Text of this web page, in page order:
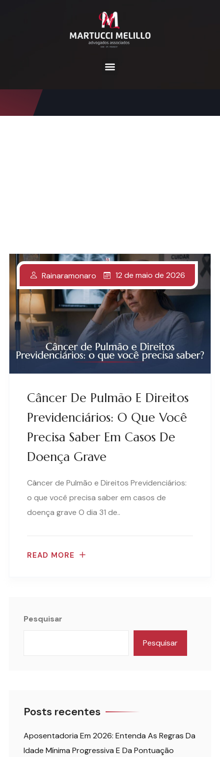
auxílio por incapacid
ade temporária
Câncer De Pulmão E Direitos
Previdenciários: O Que Você
Precisa Saber Em Casos De
Doença Grave
Rainaramonaro 12 de maio de 2026
Câncer de Pulmão e Direitos Previdenciários:
o que você precisa saber em casos de
doença grave O dia 31 de..
READ MORE
Pesquisar
Pesquisar
Posts recentes
Aposentadoria Em 2026: Entenda As Regras Da
Idade Mínima Progressiva E Da Pontuação